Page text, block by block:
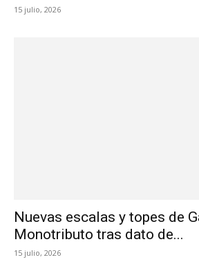
15 julio, 2026
Nuevas escalas y topes de
Monotributo tras dato de...
15 julio, 2026